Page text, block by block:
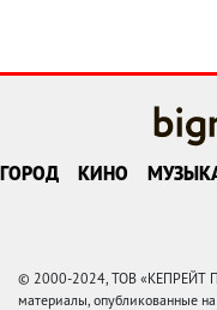
ГОРОД КИНО
© 2000-2024, ТОВ «КЕПРЕЙТ
материалы, опубликованные